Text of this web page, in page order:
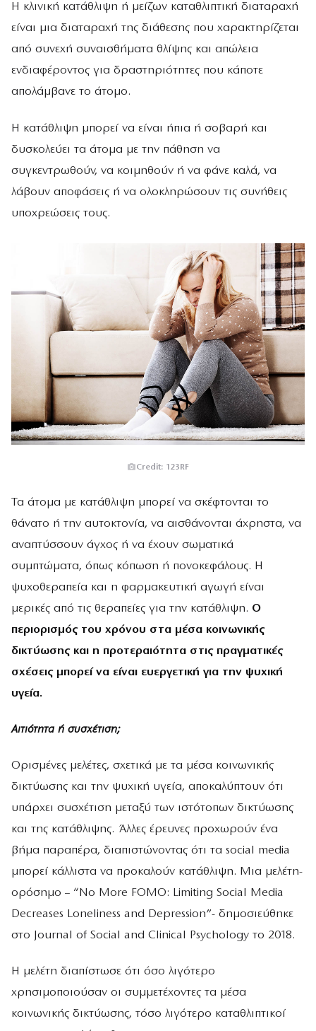
Η κλινική κατάθλιψη ή μείζων καταθλιπτική διαταραχή
είναι μια διαταραχή της διάθεσης που χαρακτηρίζεται
από συνεχή συναισθήματα θλίψης και απώλεια
ενδιαφέροντος για δραστηριότητες που κάποτε
απολάμβανε το άτομο.
Η κατάθλιψη μπορεί να είναι ήπια ή σοβαρή και
δυσκολεύει τα άτομα με την πάθηση να
συγκεντρωθούν, να κοιμηθούν ή να φάνε καλά, να
λάβουν αποφάσεις ή να ολοκληρώσουν τις συνήθεις
υποχρεώσεις τους.
Credit: 123RF
Τα άτομα με κατάθλιψη μπορεί να σκέφτονται το
θάνατο ή την αυτοκτονία, να αισθάνονται άχρηστα, να
αναπτύσσουν άγχος ή να έχουν σωματικά
συμπτώματα, όπως κόπωση ή πονοκεφάλους. Η
ψυχοθεραπεία και η φαρμακευτική αγωγή είναι
μερικές από τις θεραπείες για την κατάθλιψη. Ο
περιορισμός του χρόνου στα μέσα κοινωνικής
δικτύωσης και η προτεραιότητα στις πραγματικές
σχέσεις μπορεί να είναι ευεργετική για την ψυχική
υγεία.
Αιτιότητα ή συσχέτιση;
Ορισμένες μελέτες, σχετικά με τα μέσα κοινωνικής
δικτύωσης και την ψυχική υγεία, αποκαλύπτουν ότι
υπάρχει συσχέτιση μεταξύ των ιστότοπων δικτύωσης
και της κατάθλιψης. Άλλες έρευνες προχωρούν ένα
βήμα παραπέρα, διαπιστώνοντας ότι τα social media
μπορεί κάλλιστα να προκαλούν κατάθλιψη. Μια μελέτη-
ορόσημο – “No More FOMO: Limiting Social Media
Decreases Loneliness and Depression”- δημοσιεύθηκε
στο Journal of Social and Clinical Psychology το 2018.
Η μελέτη διαπίστωσε ότι όσο λιγότερο
χρησιμοποιούσαν οι συμμετέχοντες τα μέσα
κοινωνικής δικτύωσης, τόσο λιγότερο καταθλιπτικοί